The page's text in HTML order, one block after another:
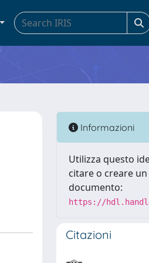
Informazioni
Utilizza questo
citare o creare
documento:
https://
Citazioni